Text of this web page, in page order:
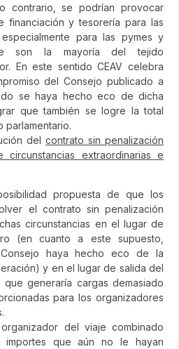
contrario, se podrían provocar
financiación y tesorería para las
para las pymes y
son la mayoría del tejido
En este sentido CEAV celebra
del Consejo publicado a
se haya hecho eco de dicha
que también se logre la total
parlamentario.
del contrato sin penalización
extraordinarias e
propuesta de que los
el contrato sin penalización
circunstancias en el lugar de
(en cuanto a este supuesto,
haya hecho eco de la
y en el lugar de salida del
que generaría cargas demasiado
para los organizadores
del viaje combinado
importes que aún no le hayan